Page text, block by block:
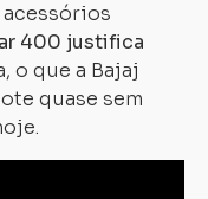
400 justifica
o que a Bajaj
quase sem